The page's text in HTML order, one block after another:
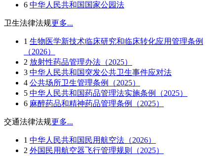
6 中华人民共和国国家公园法
卫生法律法规更多...
1 生物医学新技术临床研究和临床转化应用管理条例
（2026）
2 放射性药品管理办法（2025）
3 中华人民共和国突发公共卫生事件应对法
4 公共场所卫生管理条例（2025）
5 中华人民共和国药品管理法实施条例（2025）
6 麻醉药品和精神药品管理条例（2025）
交通法律法规更多...
1 中华人民共和国民用航空法（2026）
2 外国民用航空器飞行管理规则（2025）